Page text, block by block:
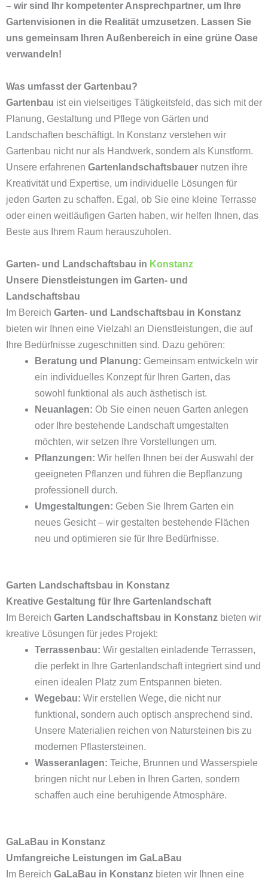
– wir sind Ihr kompetenter Ansprechpartner, um Ihre
Gartenvisionen in die Realität umzusetzen. Lassen Sie
uns gemeinsam Ihren Außenbereich in eine grüne Oase
verwandeln!
Was umfasst der Gartenbau?
Gartenbau ist ein vielseitiges Tätigkeitsfeld, das sich mit der
Planung, Gestaltung und Pflege von Gärten und
Landschaften beschäftigt. In Konstanz verstehen wir
Gartenbau nicht nur als Handwerk, sondern als Kunstform.
Unsere erfahrenen Gartenlandschaftsbauer nutzen ihre
Kreativität und Expertise, um individuelle Lösungen für
jeden Garten zu schaffen. Egal, ob Sie eine kleine Terrasse
oder einen weitläufigen Garten haben, wir helfen Ihnen, das
Beste aus Ihrem Raum herauszuholen.
Garten- und Landschaftsbau in Konstanz
Unsere Dienstleistungen im Garten- und
Landschaftsbau
Im Bereich Garten- und Landschaftsbau in Konstanz
bieten wir Ihnen eine Vielzahl an Dienstleistungen, die auf
Ihre Bedürfnisse zugeschnitten sind. Dazu gehören:
Beratung und Planung: Gemeinsam entwickeln wir
ein individuelles Konzept für Ihren Garten, das
sowohl funktional als auch ästhetisch ist.
Neuanlagen: Ob Sie einen neuen Garten anlegen
oder Ihre bestehende Landschaft umgestalten
möchten, wir setzen Ihre Vorstellungen um.
Pflanzungen: Wir helfen Ihnen bei der Auswahl der
geeigneten Pflanzen und führen die Bepflanzung
professionell durch.
Umgestaltungen: Geben Sie Ihrem Garten ein
neues Gesicht – wir gestalten bestehende Flächen
neu und optimieren sie für Ihre Bedürfnisse.
Garten Landschaftsbau in Konstanz
Kreative Gestaltung für Ihre Gartenlandschaft
Im Bereich Garten Landschaftsbau in Konstanz bieten wir
kreative Lösungen für jedes Projekt:
Terrassenbau: Wir gestalten einladende Terrassen,
die perfekt in Ihre Gartenlandschaft integriert sind und
einen idealen Platz zum Entspannen bieten.
Wegebau: Wir erstellen Wege, die nicht nur
funktional, sondern auch optisch ansprechend sind.
Unsere Materialien reichen von Natursteinen bis zu
modernen Pflastersteinen.
Wasseranlagen: Teiche, Brunnen und Wasserspiele
bringen nicht nur Leben in Ihren Garten, sondern
schaffen auch eine beruhigende Atmosphäre.
GaLaBau in Konstanz
Umfangreiche Leistungen im GaLaBau
Im Bereich GaLaBau in Konstanz bieten wir Ihnen eine